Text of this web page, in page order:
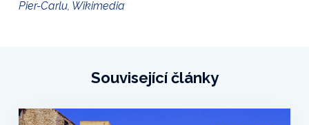
Pier-Carlu, Wikimedia
Související články